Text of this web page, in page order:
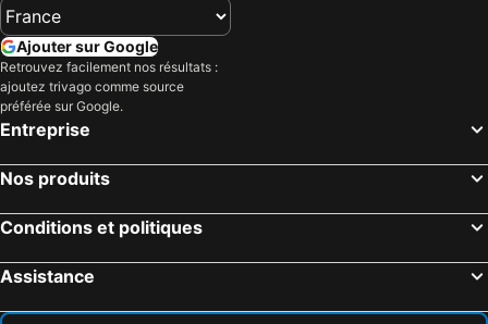
Ajouter sur Google
Retrouvez facilement nos résultats :
ajoutez trivago comme source
préférée sur Google.
Entreprise
Nos produits
Conditions et politiques
Assistance